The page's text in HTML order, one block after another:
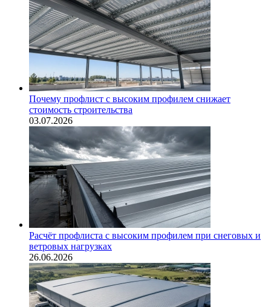
Почему профлист с высоким профилем снижает
стоимость строительства
03.07.2026
Расчёт профлиста с высоким профилем при снеговых и
ветровых нагрузках
26.06.2026